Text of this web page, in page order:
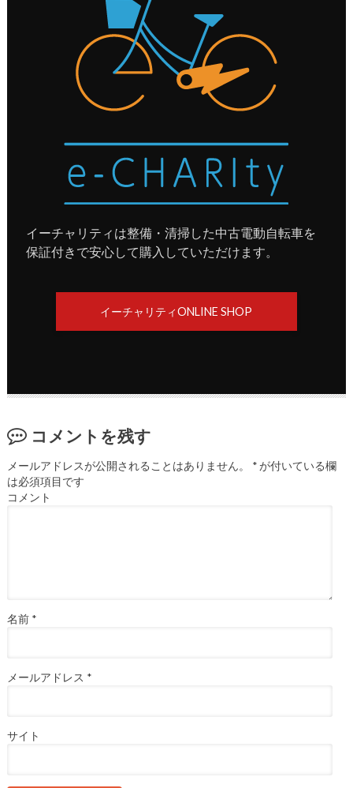
イーチャリティは整備・清掃した中古電動自転車を
保証付きで安心して購入していただけます。
イーチャリティONLINE SHOP
コメントを残す
メールアドレスが公開されることはありません。 *が付いている欄
は必須項目です
コメント
名前 *
メールアドレス *
サイト